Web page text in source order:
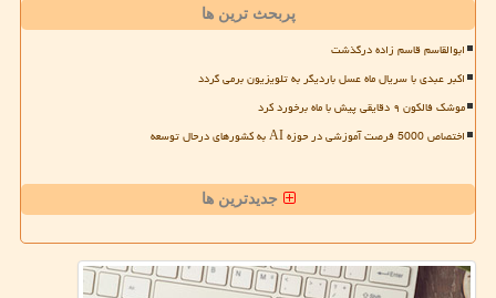
پربحث ترین ها
ابوالقاسم قاسم زاده درگذشت
اکبر عبدی با سریال ماه عسل باردیگر به تلویزیون برمی گردد
موشک فالکون ۹ دقایقی پیش با ماه برخورد کرد
اختصاص 5000 فرصت آموزشی در حوزه AI به کشورهای درحال توسعه
جدیدترین ها